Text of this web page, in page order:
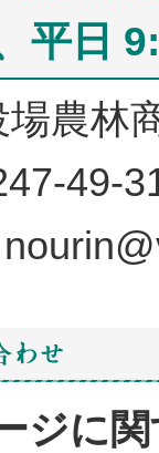
平日
農林
49-
ジに